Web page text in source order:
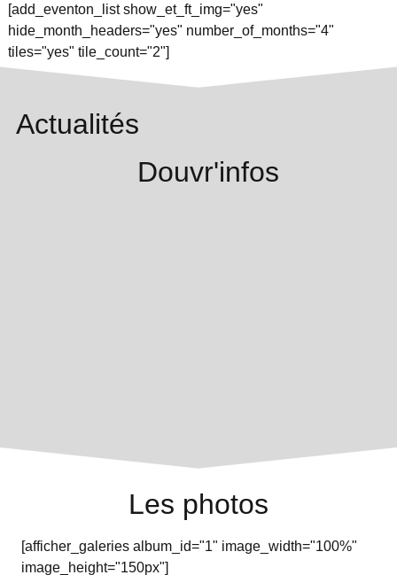
[add_eventon_list show_et_ft_img="yes"
hide_month_headers="yes" number_of_months="4"
tiles="yes" tile_count="2"]
Actualités
Douvr'infos
Les photos
[afficher_galeries album_id="1" image_width="100%"
image_height="150px"]